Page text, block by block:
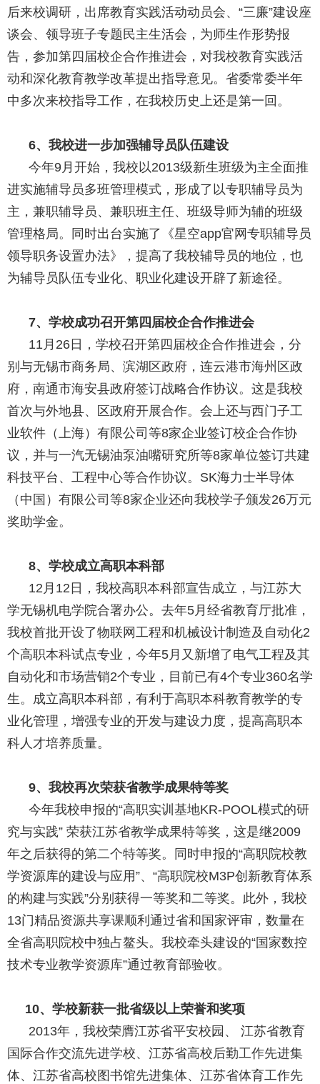
后来校调研，出席教育实践活动动员会、 “三廉”建设座
谈会、领导班子专题民主生活会，为师生作形势报
告，参加第四届校企合作推进会，对我校教育实践活
动和深化教育教学改革提出指导意见。省委常委半年
中多次来校指导工作，在我校历史上还是第一回。
6、我校进一步加强辅导员队伍建设
今年9月开始，我校以2013级新生班级为主全面推
进实施辅导员多班管理模式，形成了以专职辅导员为
主，兼职辅导员、兼职班主任、班级导师为辅的班级
管理格局。同时出台实施了《星空app官网专职辅导员
领导职务设置办法》，提高了我校辅导员的地位，也
为辅导员队伍专业化、职业化建设开辟了新途径。
7、学校成功召开第四届校企合作推进会
11月 26日 ，学校召开第四届校企合作推进会，分
别与无锡市商务局、滨湖区政府，连云港市海州区政
府，南通市海安县政府签订战略合作协议。这是我校
首次与外地县、区政府开展合作。会上还与西门子工
业软件（上海）有限公司等8家企业签订校企合作协
议，并与一汽无锡油泵油嘴研究所等8家单位签订共建
科技平台、工程中心等合作协议。SK海力士半导体
（中国）有限公司等8家企业还向我校学子颁发26万元
奖助学金。
8、学校成立高职本科部
12月12日，我校高职本科部宣告成立，与江苏大
学无锡机电学院合署办公。去年5月经省教育厅批准，
我校首批开设了物联网工程和机械设计制造及自动化2
个高职本科试点专业，今年5月又新增了电气工程及其
自动化和市场营销2个专业，目前已有4个专业360名学
生。成立高职本科部，有利于高职本科教育教学的专
业化管理，增强专业的开发与建设力度，提高高职本
科人才培养质量。
9、我校再次荣获省教学成果特等奖
今年我校申报的“高职实训基地KR-POOL模式的研
究与实践” 荣获江苏省教学成果特等奖，这是继2009
年之后获得的第二个特等奖。同时申报的“高职院校教
学资源库的建设与应用”、 “高职院校M3P创新教育体系
的构建与实践”分别获得一等奖和二等奖。此外，我校
13门精品资源共享课顺利通过省和国家评审，数量在
全省高职院校中独占鳌头。我校牵头建设的“国家数控
技术专业教学资源库”通过教育部验收。
10、学校新获一批省级以上荣誉和奖项
2013年，我校荣膺江苏省平安校园、 江苏省教育
国际合作交流先进学校、江苏省高校后勤工作先进集
体、江苏省高校图书馆先进集体、江苏省体育工作先